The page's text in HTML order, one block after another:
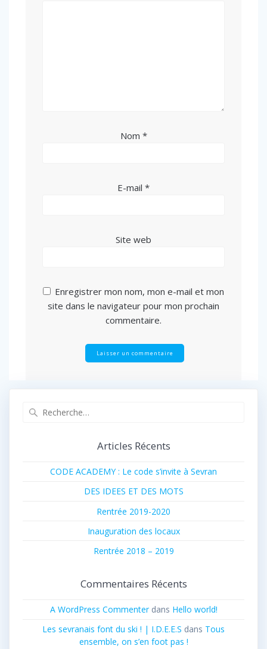
Nom *
E-mail *
Site web
Enregistrer mon nom, mon e-mail et mon
site dans le navigateur pour mon prochain
commentaire.
Articles Récents
CODE ACADEMY : Le code s’invite à Sevran
DES IDEES ET DES MOTS
Rentrée 2019-2020
Inauguration des locaux
Rentrée 2018 – 2019
Commentaires Récents
A WordPress Commenterdans Hello world!
Les sevranais font du ski ! | I.D.E.E.S dans Tous
ensemble, on s’en foot pas !